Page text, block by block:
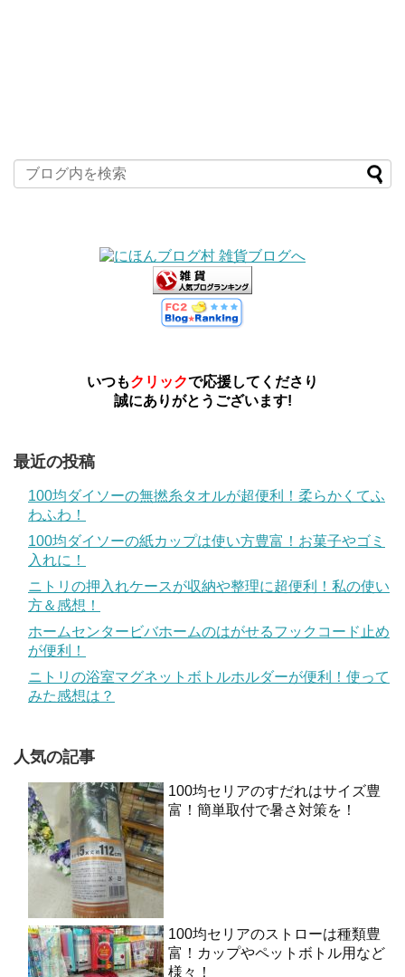
いつもクリックで応援してくださり
誠にありがとうございます!
最近の投稿
100均ダイソーの無撚糸タオルが超便利！柔らかくてふ
わふわ！
100均ダイソーの紙カップは使い方豊富！お菓子やゴミ
入れに！
ニトリの押入れケースが収納や整理に超便利！私の使い
方＆感想！
ホームセンタービバホームのはがせるフックコード止め
が便利！
ニトリの浴室マグネットボトルホルダーが便利！使って
みた感想は？
人気の記事
100均セリアのすだれはサイズ豊
富！簡単取付で暑さ対策を！
100均セリアのストローは種類豊
富！カップやペットボトル用など
様々！